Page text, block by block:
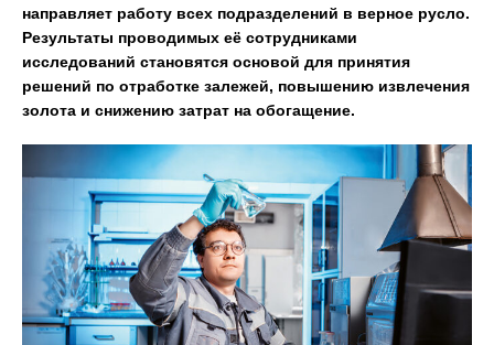
направляет работу всех подразделений в верное русло.
Результаты проводимых её сотрудниками
исследований становятся основой для принятия
решений по отработке залежей, повышению извлечения
золота и снижению затрат на обогащение.